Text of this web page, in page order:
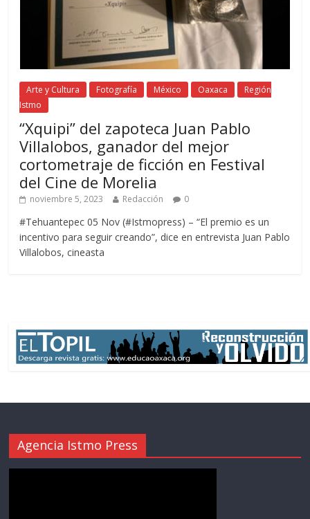
Arte y Cultura Fotografía México Oaxaca
Región
Istmo
“Xquipi” del zapoteca Juan Pablo
Villalobos, ganador del mejor
cortometraje de ficción en Festival
del Cine de Morelia
noviembre 5, 2023 Redacción 0
#Tehuantepec 05 Nov (#Istmopress) – “El premio es un
incentivo para seguir creando”, dice en entrevista Juan Pablo
Villalobos, cineasta
Agencia Istmo Press